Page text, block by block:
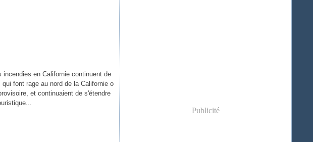
incendies en Californie continuent de
font rage au nord de la Californie o
et continuaient de s'étendre
Publicité